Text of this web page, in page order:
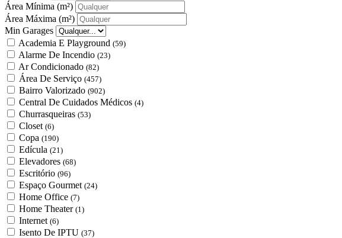
Área Mínima (m²)
Área Máxima (m²)
Min Garages
Academia E Playground (59)
Alarme De Incendio (23)
Ar Condicionado (82)
Área De Serviço (457)
Bairro Valorizado (902)
Central De Cuidados Médicos (4)
Churrasqueiras (53)
Closet (6)
Copa (190)
Edícula (21)
Elevadores (68)
Escritório (96)
Espaço Gourmet (24)
Home Office (7)
Home Theater (1)
Internet (6)
Isento De IPTU (37)